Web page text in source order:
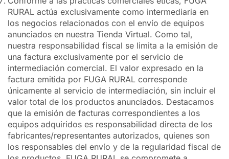
RURAL actúa exclusivamente como intermediaria en
los negocios relacionados con el envío de equipos
anunciados en nuestra Tienda Virtual. Como tal,
nuestra responsabilidad fiscal se limita a la emisión de
una factura exclusivamente por el servicio de
intermediación comercial. El valor expresado en la
factura emitida por FUGA RURAL corresponde
únicamente al servicio de intermediación, sin incluir el
valor total de los productos anunciados. Destacamos
que la emisión de facturas correspondientes a los
equipos adquiridos es responsabilidad directa de los
fabricantes/representantes autorizados, quienes son
los responsables del envío y de la regularidad fiscal de